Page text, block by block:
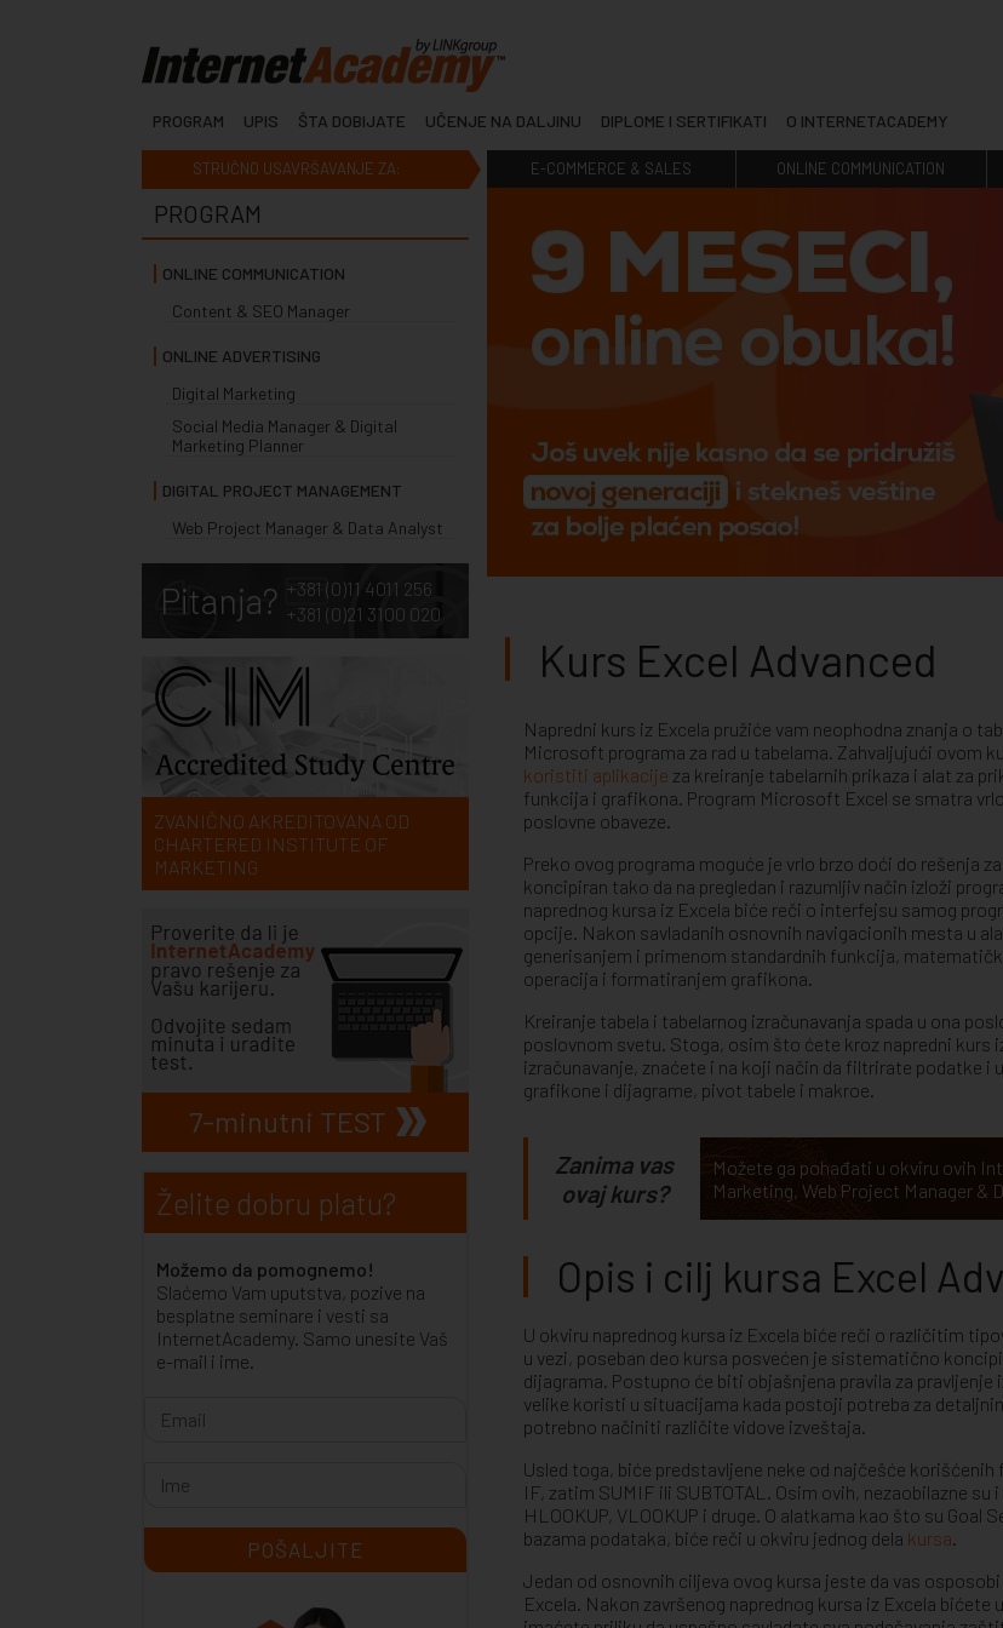
PROGRAM UPIS ŠTA DOBIJATE UČENJE NA DALJINU DIPLOME I SERTIFIKATI O INTERNETACADEMY
STRUČNO USAVRŠAVANJE ZA: E-COMMERCE & SALES ONLINE COMMUNICATION
PROGRAM
ONLINE COMMUNICATION
Content & SEO Manager
ONLINE ADVERTISING
Digital Marketing
Social Media Manager & Digital
Marketing Planner
DIGITAL PROJECT MANAGEMENT
Web Project Manager & Data Analyst
Pitanja? +381 (0)11 4011 256
+381 (0)21 3100 020
ZVANIČNO AKREDITOVANA OD
CHARTERED INSTITUTE OF
MARKETING
7-minutni TEST
Želite dobru platu?
Možemo da pomognemo!
Slaćemo Vam uputstva, pozive na
besplatne seminare i vesti sa
InternetAcademy. Samo unesite Vaš
e-mail i ime.
Kurs Excel Advanced
Napredni kurs iz Excela pružiće vam neophodna znanja o
Microsoft programa za rad u tabelama. Zahvaljujući ovom
koristiti aplikacije za kreiranje tabelarnih prikaza i alat za
funkcija i grafikona. Program Microsoft Excel se smatra
poslovne obaveze.
Preko ovog programa moguće je vrlo brzo doći do rešenja
koncipiran tako da na pregledan i razumljiv način izloži
naprednog kursa iz Excela biće reči o interfejsu samog
opcije. Nakon savladanih osnovnih navigacionih mesta u
generisanjem i primenom standardnih funkcija,
operacija i formatiranjem grafikona.
Kreiranje tabela i tabelarnog izračunavanja spada u ona
poslovnom svetu. Stoga, osim što ćete kroz napredni kurs
izračunavanje, znaćete i na koji način da filtrirate podatke
grafikone i dijagrame, pivot tabele i makroe.
Zanima vas
ovaj kurs?
Možete ga pohađati u okviru ovih
Marketing, Web Project Manager &
Opis i cilj kursa Excel
U okviru naprednog kursa iz Excela biće reči o različitim
u vezi, poseban deo kursa posvećen je sistematično
dijagrama. Postupno će biti objašnjena pravila za
velike koristi u situacijama kada postoji potreba za
potrebno načiniti različite vidove izveštaja.
Usled toga, biće predstavljene neke od najčešće
IF, zatim SUMIF ili SUBTOTAL. Osim ovih, nezaobilazne
HLOOKUP, VLOOKUP i druge. O alatkama kao što su Goal
bazama podataka, biće reči u okviru jednog dela kursa
Jedan od osnovnih ciljeva ovog kursa jeste da vas
Excela. Nakon završenog naprednog kursa iz Excela